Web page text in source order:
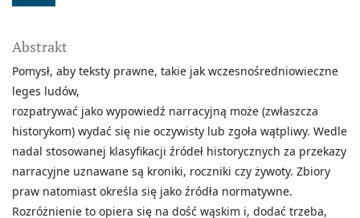
Abstrakt
Pomysł, aby teksty prawne, takie jak wczesnośredniowieczne
leges ludów,
rozpatrywać jako wypowiedź narracyjną może (zwłaszcza
historykom) wydać się nie oczywisty lub zgoła wątpliwy. Wedle
nadal stosowanej klasyfikacji źródeł historycznych za przekazy
narracyjne uznawane są kroniki, roczniki czy żywoty. Zbiory
praw natomiast określa się jako źródła normatywne.
Rozróżnienie to opiera się na dość wąskim i, dodać trzeba,